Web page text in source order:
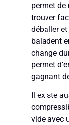
permet de
trouver
déballer et
baladent
change
permet
gagnant
Il existe
vide avec